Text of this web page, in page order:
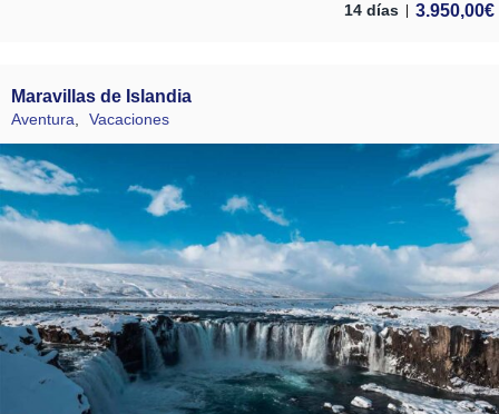
14 días 3.950,00€
Maravillas de Islandia
Aventura, Vacaciones